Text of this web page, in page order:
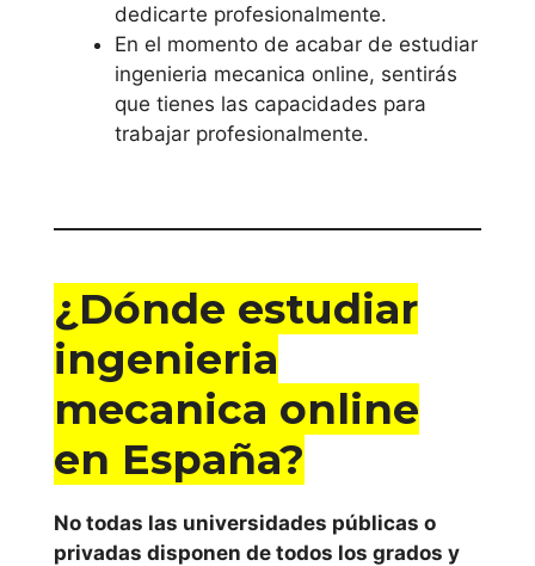
dedicarte profesionalmente.
En el momento de acabar de estudiar
ingenieria mecanica online, sentirás
que tienes las capacidades para
trabajar profesionalmente.
¿Dónde estudiar
ingenieria
mecanica online
en España?
No todas las universidades públicas o
privadas disponen de todos los grados y